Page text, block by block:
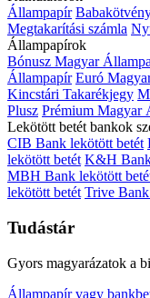
Állampapír
Megtakarítási számla
Állampapírok
Bónusz Magyar
Állampapír Euró
Kincstári Takarékjegy
Plusz Prémium Magyar
Lekötött betét bankok
CIB Bank lekötött betét
lekötött betét K&H
MBH Bank lekötött
lekötött betét Trive
Tudástár
Gyors magyarázatok a
Állampapír vagy